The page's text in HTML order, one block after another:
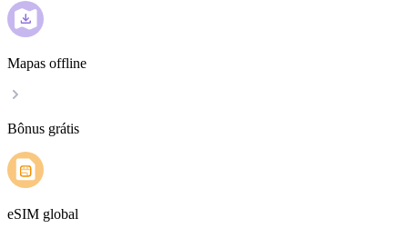
Mapas offline
Bônus grátis
eSIM global